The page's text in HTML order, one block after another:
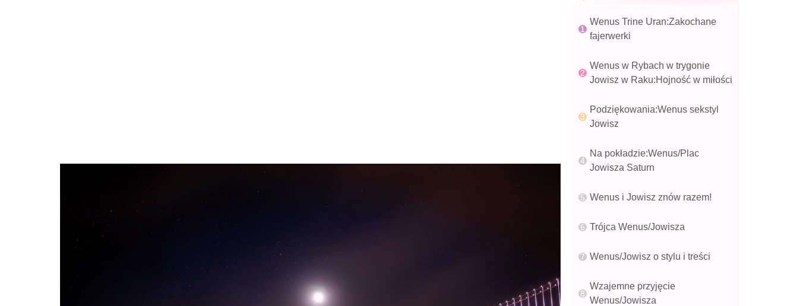
Wenus Trine Uran:Zakochane
fajerwerki
Wenus w Rybach w trygonie
Jowisz w Raku:Hojność w miłości
Podziękowania:Wenus sekstyl
Jowisz
Na pokładzie:Wenus/Plac
Jowisza Saturn
Wenus i Jowisz znów razem!
Trójca Wenus/Jowisza
Wenus/Jowisz o stylu i treści
Wzajemne przyjęcie
Wenus/Jowisza